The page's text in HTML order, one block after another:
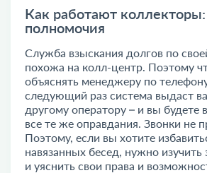
Как работают коллекторы:
полномочия
Служба взыскания долгов по
похожа на колл-центр. Поэтому
объяснять менеджеру по
следующий раз система выдаст
другому оператору – и вы будете
все те же оправдания. Звонки не
Поэтому, если вы хотите
навязанных бесед, нужно
и уяснить свои права и